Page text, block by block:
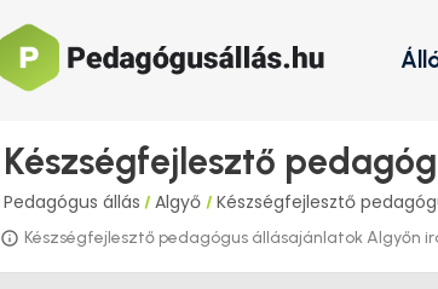
Készségfejlesztő
Pedagógus állás / Algyő / Készségfejlesztő
Készségfejlesztő pedagógus állásajánlatok Algyőn